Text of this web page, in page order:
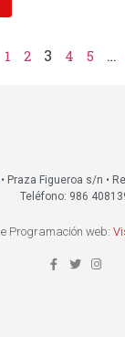
1 2 3 4 5 …
Praza Figueroa s/n •
Teléfono: 986
e Programación web: